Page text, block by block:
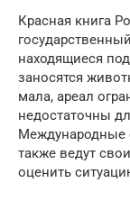
Красная книга
находящиеся
заносятся
мала, ареал
недостаточны
Международные
также ведут
оценить